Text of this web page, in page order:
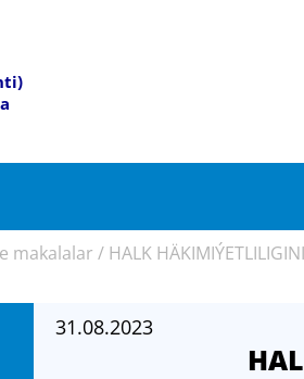
makalalar / HALK
31.08.2023